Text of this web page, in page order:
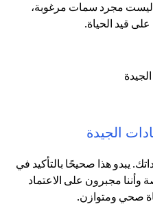
ليست مجرد سمات مرغوبة،
قيد الحياة.
الجيدة
يبدو هذا صحيحًا بالتأكيد في
وأننا مجبرون على الاعتماد
صحي ومتوازن.